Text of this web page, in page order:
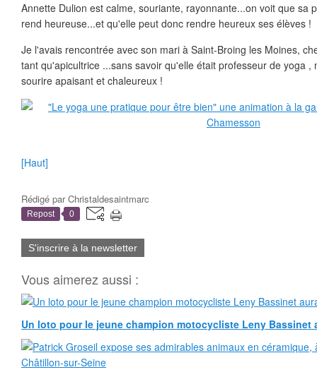
Annette Dulion est calme, souriante, rayonnante...on voit que sa
rend heureuse...et qu'elle peut donc rendre heureux ses élèves !
Je l'avais rencontrée avec son mari à Saint-Broing les Moines,
tant qu'apicultrice ...sans savoir qu'elle était professeur de yoga ,
sourire apaisant et chaleureux !
[Haut]
Rédigé parChristaldesaintmarc
Repost 0
S'inscrire à la newsletter
Vous aimerez aussi :
Un loto pour le jeune champion motocycliste Leny Bassinet